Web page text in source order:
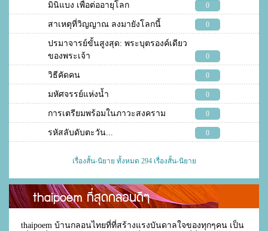
มินิแบง เพื่อต่ออายุโลก 0
สาเหตุที่วิญญาณ ลงมายังโลกนี้ 0
ปรมาจารย์ขั้นสูงสุด: พระบุตรองค์เดียว
ของพระเจ้า
0
วิธีคัดคน 0
มหัศจรรย์แห่งน้ำ 0
การเตรียมพร้อมในภาวะสงคราม 0
รหัสลับดับตะวัน... 0
เรื่องสั้น-นิยาย ทั้งหมด 294 เรื่องสั้น-นิยาย
thaipoem ที่สุดกลอนดีๆ
thaipoem บ้านกลอนไทยที่ที่สร้างแรงบันดาลใจของทุกๆคน เป็น